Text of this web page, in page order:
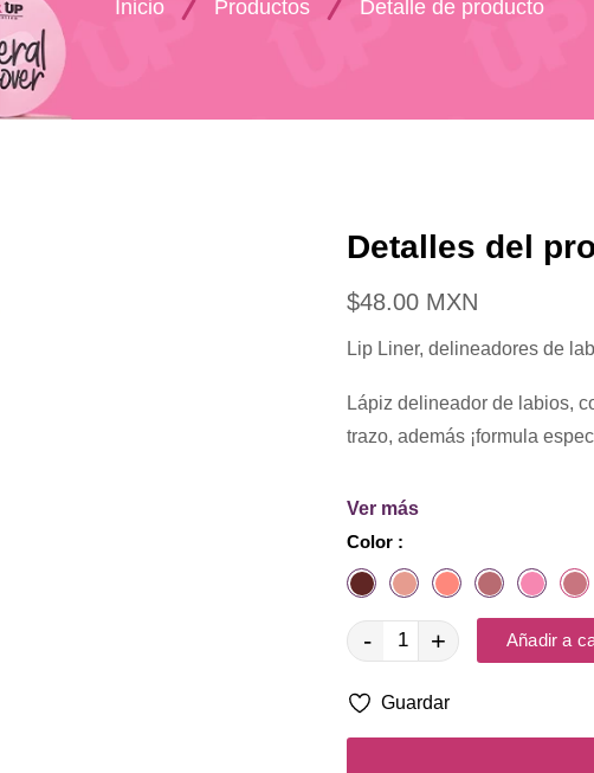
Inicio Productos Detalle de producto
Detalles del
$48.00 MXN
Lip Liner, delineadores de
Lápiz delineador de labios,
trazo, además ¡formula
Ver más
Color :
- + Añadir a
Guardar